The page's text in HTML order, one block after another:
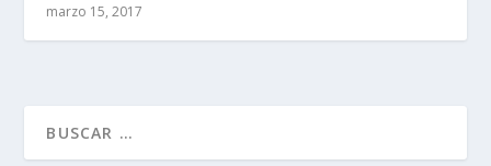
marzo 15, 2017